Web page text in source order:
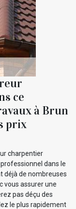
ce
à Brun
prix
charpentier
dans le
déjà de nombreuses
vous assurer une
pas déçu des
le plus rapidement